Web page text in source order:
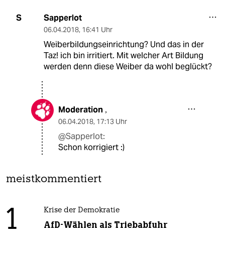
S Sapperlot
06.04.2018, 16:41 Uhr
Weiberbildungseinrichtung? Und das in der
Taz! ich bin irritiert. Mit welcher Art Bildung
werden denn diese Weiber da wohl beglückt?
Moderation ,
06.04.2018, 17:13 Uhr
@Sapperlot:
Schon korrigiert :)
meistkommentiert
1 Krise der Demokratie
AfD-Wählen als Triebabfuhr